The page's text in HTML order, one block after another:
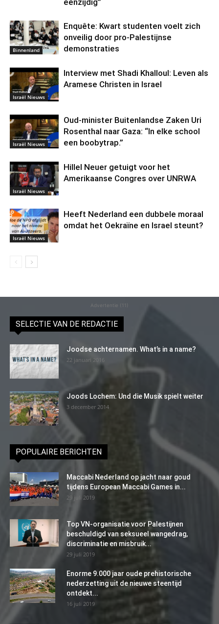
Binnenland
Enquête: Kwart studenten voelt zich
onveilig door pro-Palestijnse
demonstraties
Israël Nieuws
Interview met Shadi Khalloul: Leven als
Aramese Christen in Israel
Israël Nieuws
Oud-minister Buitenlandse Zaken Uri
Rosenthal naar Gaza: “In elke school
een boobytrap.”
Israël Nieuws
Hillel Neuer getuigt voor het
Amerikaanse Congres over UNRWA
Israël Nieuws
Heeft Nederland een dubbele moraal
omdat het Oekraïne en Israel steunt?
Advertentie (11)
SELECTIE VAN DE REDACTIE
Joodse achternamen. What’s in a name?
22 januari 2016
Joods Lochem: Und die Musik spielt weiter
3 december 2014
POPULAIRE BERICHTEN
Maccabi Nederland op jacht naar goud
tijdens European Maccabi Games in...
29 juli 2019
Top VN-organisatie voor Palestijnen
beschuldigd van seksueel wangedrag,
discriminatie en misbruik...
29 juli 2019
Enorme 9.000 jaar oude prehistorische
nederzetting uit de nieuwe steentijd
ontdekt...
16 juli 2019